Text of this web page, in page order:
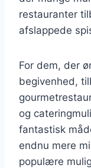
restauranter
afslappede
For dem, der
begivenhed,
og
fantastisk
endnu mere
populære